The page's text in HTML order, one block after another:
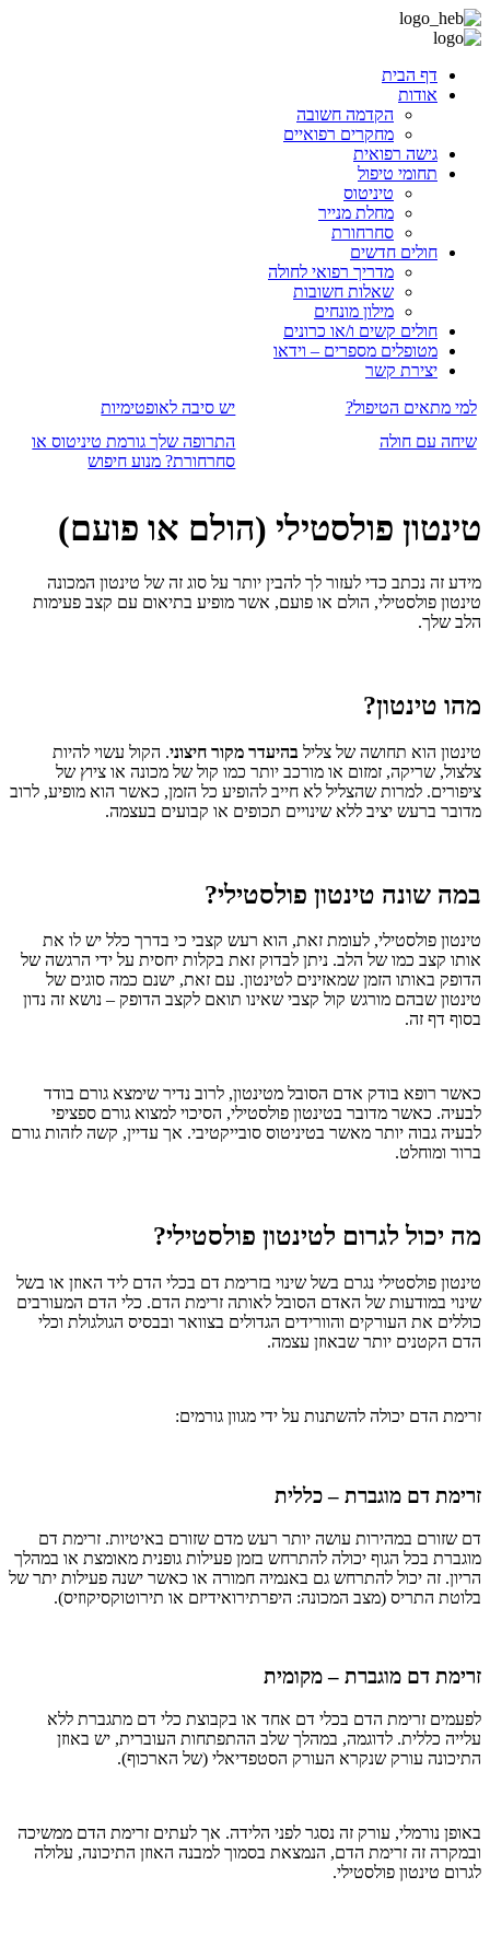
דף הבית
אודות
הקדמה חשובה
מחקרים רפואיים
גישה רפואית
תחומי טיפול
טיניטוס
מחלת מנייר
סחרחורת
חולים חדשים
מדריך רפואי לחולה
שאלות חשובות
מילון מונחים
חולים קשים ו/או כרונים
מטופלים מספרים – וידאו
יצירת קשר
יש סיבה לאופטימיות
למי מתאים הטיפול?
התרופה שלך גורמת טיניטוס או
סחרחורת? מנוע חיפוש
שיחה עם חולה
טינטון פולסטילי (הולם או פועם)
מידע זה נכתב כדי לעזור לך להבין יותר על סוג זה של טינטון המכונה
טינטון פולסטילי, הולם או פועם, אשר מופיע בתיאום עם קצב פעימות
הלב שלך.
מהו טינטון?
טינטון הוא תחושה של צליל בהיעדר מקור חיצוני. הקול עשוי להיות
צלצול, שריקה, זמזום או מורכב יותר כמו קול של מכונה או ציוץ של
ציפורים. למרות שהצליל לא חייב להופיע כל הזמן, כאשר הוא מופיע, לרוב
מדובר ברעש יציב ללא שינויים תכופים או קבועים בעצמה.
במה שונה טינטון פולסטילי?
טינטון פולסטילי, לעומת זאת, הוא רעש קצבי כי בדרך כלל יש לו את
אותו קצב כמו של הלב. ניתן לבדוק זאת בקלות יחסית על ידי הרגשה של
הדופק באותו הזמן שמאזינים לטינטון. עם זאת, ישנם כמה סוגים של
טינטון שבהם מורגש קול קצבי שאינו תואם לקצב הדופק – נושא זה נדון
בסוף דף זה.
כאשר רופא בודק אדם הסובל מטינטון, לרוב נדיר שימצא גורם בודד
לבעיה. כאשר מדובר בטינטון פולסטילי, הסיכוי למצוא גורם ספציפי
לבעיה גבוה יותר מאשר בטיניטוס סובייקטיבי. אך עדיין, קשה לזהות גורם
ברור ומוחלט.
מה יכול לגרום לטינטון פולסטילי?
טינטון פולסטילי נגרם בשל שינוי בזרימת דם בכלי הדם ליד האוזן או בשל
שינוי במודעות של האדם הסובל לאותה זרימת הדם. כלי הדם המעורבים
כוללים את העורקים והוורידים הגדולים בצוואר ובבסיס הגולגולת וכלי
הדם הקטנים יותר שבאוזן עצמה.
זרימת הדם יכולה להשתנות על ידי מגוון גורמים:
זרימת דם מוגברת – כללית
דם שזורם במהירות עושה יותר רעש מדם שזורם באיטיות. זרימת דם
מוגברת בכל הגוף יכולה להתרחש בזמן פעילות גופנית מאומצת או במהלך
הריון. זה יכול להתרחש גם באנמיה חמורה או כאשר ישנה פעילות יתר של
בלוטת התריס (מצב המכונה: היפרתירואידיזם או תירוטוקסיקוזיס).
זרימת דם מוגברת – מקומית
לפעמים זרימת הדם בכלי דם אחד או בקבוצת כלי דם מתגברת ללא
עלייה כללית. לדוגמה, במהלך שלב ההתפתחות העוברית, יש באוזן
התיכונה עורק שנקרא העורק הסטפדיאלי (של הארכוף).
באופן נורמלי, עורק זה נסגר לפני הלידה. אך לעתים זרימת הדם ממשיכה
ובמקרה זה זרימת הדם, הנמצאת בסמוך למבנה האוזן התיכונה, עלולה
לגרום טינטון פולסטילי.